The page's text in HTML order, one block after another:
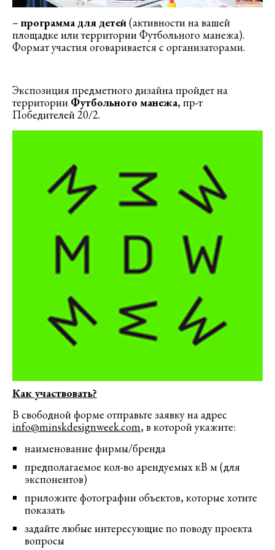
– программа для детей(активности на вашей
площадке или территории Футбольного манежа).
Формат участия оговаривается с организаторами.
Экспозиция предметного дизайна пройдет на
территории Футбольного манежа, пр-т
Победителей 20/2.
Как участвовать?
В свободной форме отправьте заявку на адрес
info@minskdesignweek.com, в которой укажите:
наименование фирмы/бренда
предполагаемое кол-во арендуемых кВ м (для
экспонентов)
приложите фотографии объектов, которые хотите
показать
задайте любые интересующие по поводу проекта
вопросы